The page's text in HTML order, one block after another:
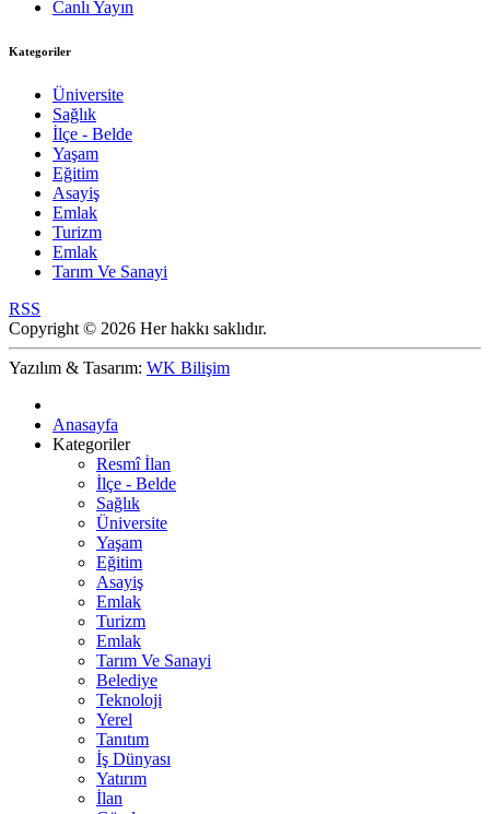
Canlı Yayın
Kategoriler
Üniversite
Sağlık
İlçe - Belde
Yaşam
Eğitim
Asayiş
Emlak
Turizm
Emlak
Tarım Ve Sanayi
RSS
Copyright © 2026 Her hakkı saklıdır.
Yazılım & Tasarım: WK Bilişim
Anasayfa
Kategoriler
Resmî İlan
İlçe - Belde
Sağlık
Üniversite
Yaşam
Eğitim
Asayiş
Emlak
Turizm
Emlak
Tarım Ve Sanayi
Belediye
Teknoloji
Yerel
Tanıtım
İş Dünyası
Yatırım
İlan